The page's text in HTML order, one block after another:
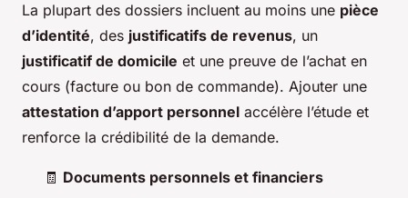
La plupart des dossiers incluent au moins une pièce
d’identité, des justificatifs de revenus, un
justificatif de domicile et une preuve de l’achat en
cours (facture ou bon de commande). Ajouter une
attestation d’apport personnel accélère l’étude et
renforce la crédibilité de la demande.
🧾 Documents personnels et financiers